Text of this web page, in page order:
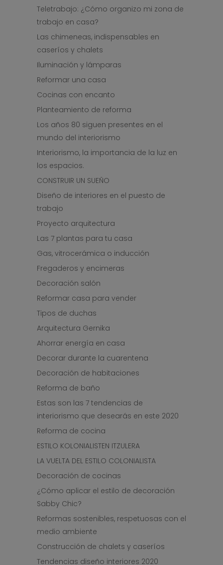
Teletrabajo: ¿Cómo organizo mi zona de
trabajo en casa?
Las chimeneas, indispensables en
caseríos y chalets
Iluminación y lámparas
Reformar una casa
Cocinas con encanto
Planteamiento de reforma
Los años 80 siguen presentes en el
mundo del interiorismo
Interiorismo, la importancia de la luz en
los espacios.
CONSTRUIR UN SUEÑO
Diseño de interiores en el puesto de
trabajo
Proyecto arquitectura
Las 7 plantas para tu casa
Gas, vitrocerámica o inducción
Fregaderos y encimeras
Decoración salón
Reformar casa para vender
Tipos de duchas
Arquitectura Gernika
Ahorrar energía en casa
Decorar durante la cuarentena
Decoración de habitaciones
Reforma de baño
Estas son las 7 tendencias de
interiorismo que desearás en este 2020
Reforma de cocina
ESTILO KOLONIALISTEN ITZULERA
LA VUELTA DEL ESTILO COLONIALISTA
Decoración de cocinas
¿Cómo aplicar el estilo de decoración
Sabby Chic?
Reformas sostenibles, respetuosas con el
medio ambiente
Construcción de chalets y caseríos
Tendencias diseño interiores 2020